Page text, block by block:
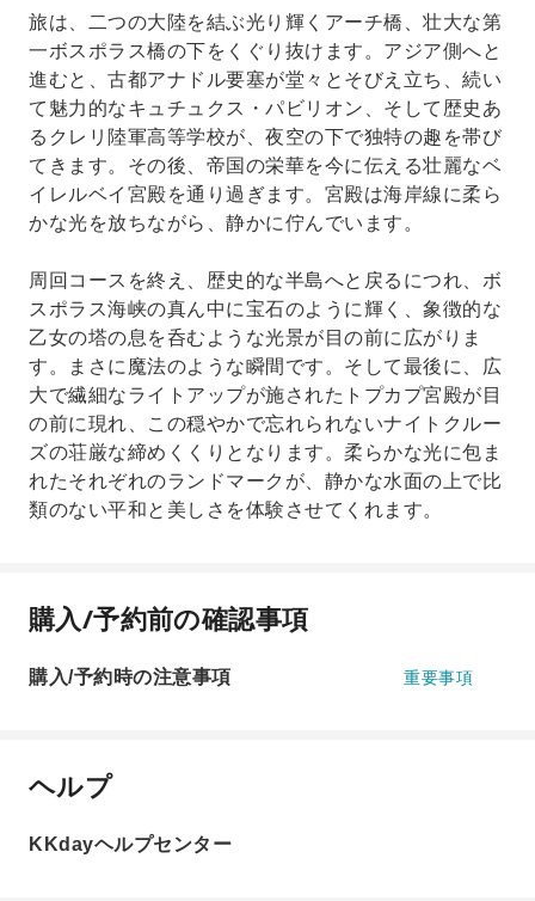
旅は、二つの大陸を結ぶ光り輝くアーチ橋、壮大な第
一ボスポラス橋の下をくぐり抜けます。アジア側へと
進むと、古都アナドル要塞が堂々とそびえ立ち、続い
て魅力的なキュチュクス・パビリオン、そして歴史あ
るクレリ陸軍高等学校が、夜空の下で独特の趣を帯び
てきます。その後、帝国の栄華を今に伝える壮麗なベ
イレルベイ宮殿を通り過ぎます。宮殿は海岸線に柔ら
かな光を放ちながら、静かに佇んでいます。
周回コースを終え、歴史的な半島へと戻るにつれ、ボ
スポラス海峡の真ん中に宝石のように輝く、象徴的な
乙女の塔の息を呑むような光景が目の前に広がりま
す。まさに魔法のような瞬間です。そして最後に、広
大で繊細なライトアップが施されたトプカプ宮殿が目
の前に現れ、この穏やかで忘れられないナイトクルー
ズの荘厳な締めくくりとなります。柔らかな光に包ま
れたそれぞれのランドマークが、静かな水面の上で比
類のない平和と美しさを体験させてくれます。
購入/予約前の確認事項
購入/予約時の注意事項 重要事項
ヘルプ
KKdayヘルプセンター